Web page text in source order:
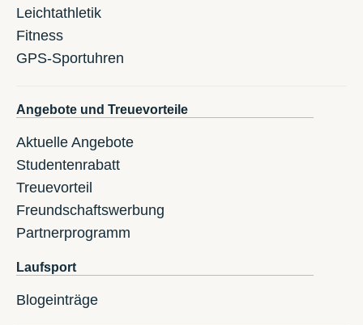
Leichtathletik
Fitness
GPS-Sportuhren
Angebote und Treuevorteile
Aktuelle Angebote
Studentenrabatt
Treuevorteil
Freundschaftswerbung
Partnerprogramm
Laufsport
Blogeinträge